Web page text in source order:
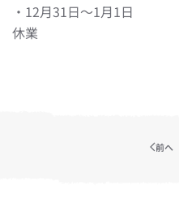
・12月31日〜1月1日
休業
前へ